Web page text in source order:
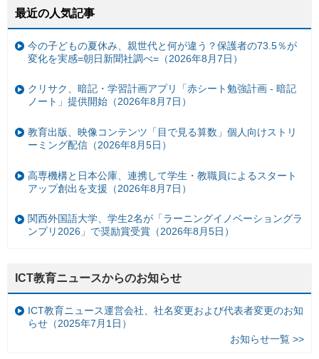
最近の人気記事
今の子どもの夏休み、親世代と何が違う？保護者の73.5％が
変化を実感=朝日新聞社調べ=（2026年8月7日）
クリサク、暗記・学習計画アプリ「赤シート勉強計画 - 暗記
ノート」提供開始（2026年8月7日）
教育出版、映像コンテンツ「目で見る算数」個人向けストリ
ーミング配信（2026年8月5日）
高専機構と日本公庫、連携して学生・教職員によるスタート
アップ創出を支援（2026年8月7日）
関西外国語大学、学生2名が「ラーニングイノベーショングラ
ンプリ2026」で奨励賞受賞（2026年8月5日）
ICT教育ニュースからのお知らせ
ICT教育ニュース運営会社、社名変更および代表者変更のお知
らせ（2025年7月1日）
お知らせ一覧 >>